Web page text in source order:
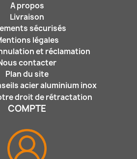
A propos
Livraison
sécurisés
légales
et réclamation
contacter
Plan du site
acier aluminium inox
droit de rétractation
COMPTE